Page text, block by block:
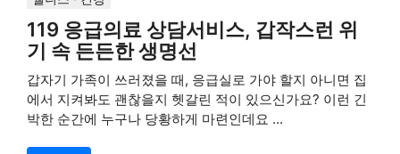
119 응급의료 상담서비스, 갑작스런 위
기 속 든든한 생명선
갑자기 가족이 쓰러졌을 때, 응급실로 가야 할지 아니면 집
에서 지켜봐도 괜찮을지 헷갈린 적이 있으신가요? 이런 긴
박한 순간에 누구나 당황하게 마련인데요 ...